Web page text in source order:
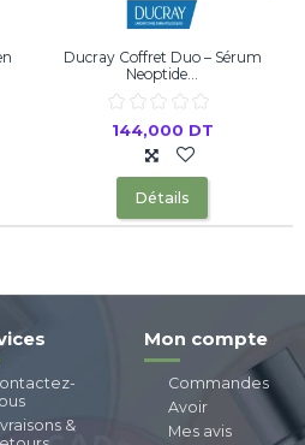
Ducray Coffret Duo – Sérum
Neoptide...
144,000 DT
Détails
&
Mon compte
Commandes
Avoir
Mes avis